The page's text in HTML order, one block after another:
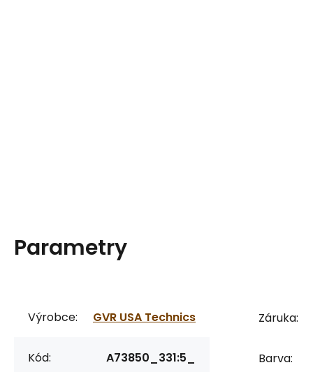
Parametry
Výrobce: GVR USA Technics
Kód: A73850_331:5_
Záruka:
Barva: